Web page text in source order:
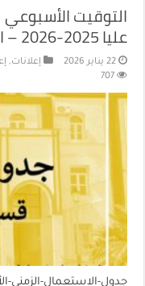
التوقيت
عليا 2025-2026 – السداسي الثاني
22 يناير 2026 إعلانات,
707